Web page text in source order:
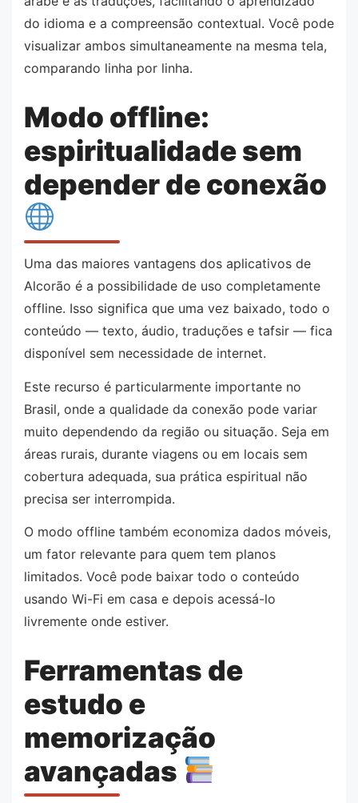
do idioma e a compreensão contextual. Você pode
visualizar ambos simultaneamente na mesma tela,
comparando linha por linha.
Modo offline:
espiritualidade sem
depender de conexão
Uma das maiores vantagens dos aplicativos de
Alcorão é a possibilidade de uso completamente
offline. Isso significa que uma vez baixado, todo o
conteúdo — texto, áudio, traduções e tafsir — fica
disponível sem necessidade de internet.
Este recurso é particularmente importante no
Brasil, onde a qualidade da conexão pode variar
muito dependendo da região ou situação. Seja em
áreas rurais, durante viagens ou em locais sem
cobertura adequada, sua prática espiritual não
precisa ser interrompida.
O modo offline também economiza dados móveis,
um fator relevante para quem tem planos
limitados. Você pode baixar todo o conteúdo
usando Wi-Fi em casa e depois acessá-lo
livremente onde estiver.
Ferramentas de
estudo e
memorização
avançadas